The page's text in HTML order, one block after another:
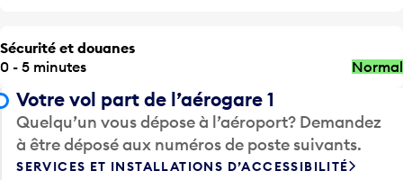
Sécurité et douanes
0 - 5 minutes
Normal
Votre vol part de l’aérogare 1
Quelqu’un vous dépose à l’aéroport? Demandez
à être déposé aux numéros de poste suivants.
SERVICES ET INSTALLATIONS D’ACCESSIBILITÉ